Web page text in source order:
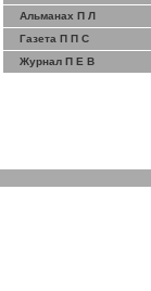
Альманах П Л
Газета П П С
Журнал П Е В